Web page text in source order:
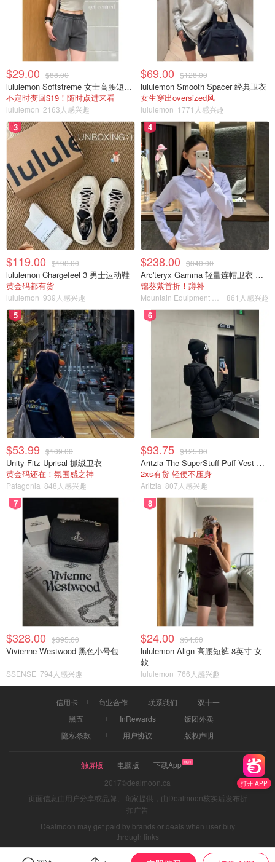
打开 APP
$29.00 $88.00
lululemon Softstreme 女士高腰短裤 10cm
不定时变回$19！随时点进来看
lululemon 2163人感兴趣
$69.00 $128.00
lululemon Smooth Spacer 经典卫衣
女生穿出oversized风
lululemon 1771人感兴趣
3
$119.00 $198.00
lululemon Chargefeel 3 男士运动鞋
黄金码都有货
lululemon 939人感兴趣
4
$238.00 $340.00
Arc'teryx Gamma 轻量连帽卫衣 女款
锦葵紫首折！蹲补
861人感兴趣
5
$53.99 $109.00
Unity Fitz Uprisal 抓绒卫衣
黄金码还在！氛围感之神
Patagonia 848人感兴趣
6
$93.75 $125.00
Aritzia The SuperStuff Puff Vest 轻盈亮面马甲
2xs有货 轻便不压身
Aritzia 807人感兴趣
7
$328.00 $395.00
Vivienne Westwood 黑色小号包
SSENSE 794人感兴趣
8
$24.00 $64.00
lululemon Align 高腰短裤 8英寸 女
款
lululemon 766人感兴趣
信用卡 商业合作 联系我们
双十一
黑五
InRewards
饭团外卖
隐私条款
用户协议 版权声明
触屏版 电脑版
下载App
2017©dealmoon.ca
页面信息由用户分享或品牌、商家提供，由Dealmoon核实后发布折
扣广告
Dealmoon may get paid by brands or deals when user buy
through links